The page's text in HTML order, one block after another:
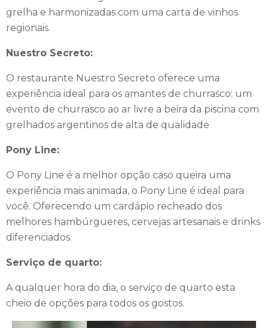
grelha e harmonizadas com uma carta de vinhos
regionais.
Nuestro Secreto:
O restaurante Nuestro Secreto oferece uma
experiência ideal para os amantes de churrasco: um
evento de churrasco ao ar livre a beira da piscina com
grelhados argentinos de alta de qualidade
Pony Line:
O Pony Line é a melhor opção caso queira uma
experiência mais animada, o Pony Line é ideal para
você. Oferecendo um cardápio recheado dos
melhores hambúrgueres, cervejas artesanais e drinks
diferenciados.
Serviço de quarto:
A qualquer hora do dia, o serviço de quarto esta
cheio de opções para todos os gostos.